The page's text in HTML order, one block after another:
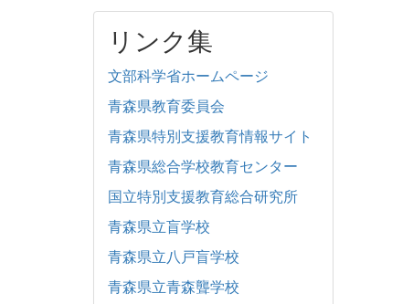
リンク集
文部科学省ホームページ
青森県教育委員会
青森県特別支援教育情報サイト
青森県総合学校教育センター
国立特別支援教育総合研究所
青森県立盲学校
青森県立八戸盲学校
青森県立青森聾学校